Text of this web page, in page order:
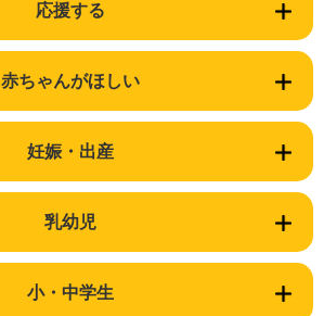
応援する
赤ちゃんがほしい
妊娠・出産
乳幼児
小・中学生